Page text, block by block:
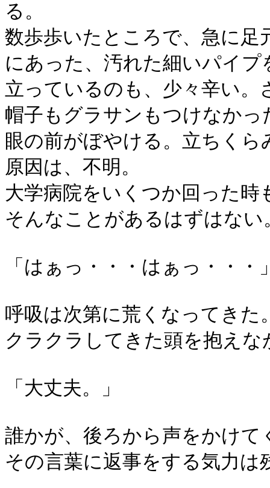
る。
数歩歩いたところで、急に
にあった、汚れた細いパイプ
立っているのも、少々辛い
帽子もグラサンもつけなかっ
眼の前がぼやける。立ちく
原因は、不明。
大学病院をいくつか回った
そんなことがあるはずはない
「はぁっ・・・はぁっ・・・
呼吸は次第に荒くなってき
クラクラしてきた頭を抱え
「大丈夫。」
誰かが、後ろから声をかけ
その言葉に返事をする気力は